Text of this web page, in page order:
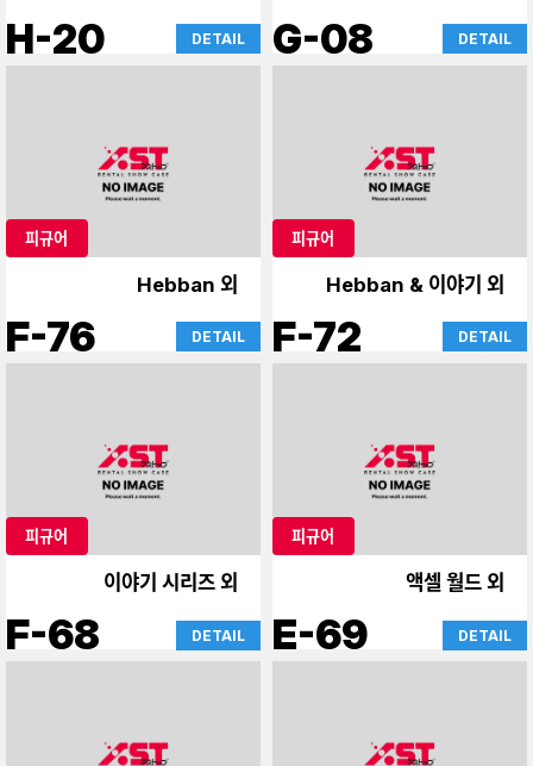
H-20 DETAIL
라
G-08 DETAIL
피규어
Hebban 외
F-76 DETAIL
피규어
Hebban & 이야기 외
F-72 DETAIL
피규어
이야기 시리즈 외
F-68 DETAIL
피규어
액셀 월드 외
E-69 DETAIL